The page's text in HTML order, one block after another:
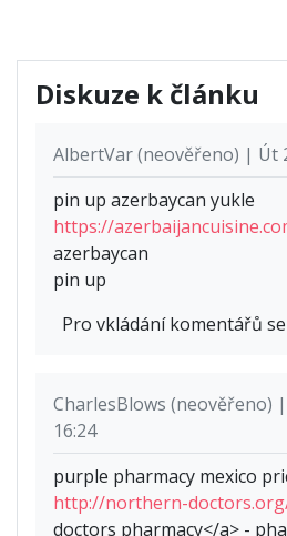
Diskuze k článku
AlbertVar (neověřeno) | Út
pin up azerbaycan yukle
https://
azerbaycan
pin up
Pro vkládání komentářů
CharlesBlows (neověřeno) |
16:24
purple pharmacy mexico
http://northern-
doctors pharmacy</a> -